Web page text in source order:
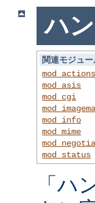
ハ
関連モジュー
mod_actions
mod_asis
mod_cgi
mod_info
mod_mime
mod_status
「ハ